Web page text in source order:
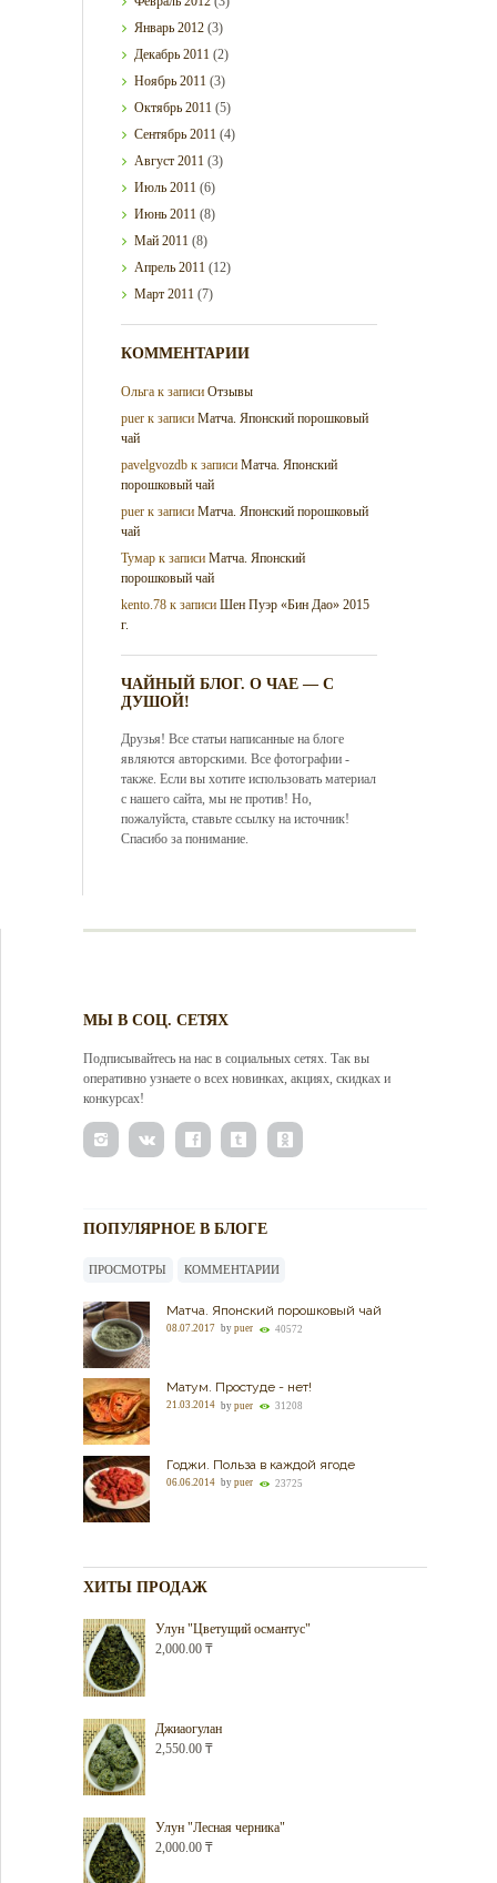
Январь2012 (3)
Декабрь2011 (2)
Ноябрь2011 (3)
Октябрь2011 (5)
Сентябрь2011 (4)
Август2011 (3)
Июль2011 (6)
Июнь2011 (8)
Май2011 (8)
Апрель2011 (12)
Март2011 (7)
КОММЕНТАРИИ
Ольга к записиОтзывы
puer к записиМатча. Японский порошковый
чай
pavelgvozdb к записиМатча. Японский
порошковый чай
puer к записиМатча. Японский порошковый
чай
Тумар к записиМатча. Японский
порошковый чай
kento.78 к записиШен Пуэр «Бин Дао» 2015
г.
ЧАЙНЫЙ БЛОГ. О ЧАЕ — С
ДУШОЙ!
Друзья! Все статьи написанные на блоге
являются авторскими. Все фотографии -
также. Если вы хотите использовать материал
с нашего сайта, мы не против! Но,
пожалуйста, ставьте ссылку на источник!
Спасибо за понимание.
МЫ В СОЦ. СЕТЯХ
Подписывайтесь на нас в социальных сетях. Так вы
оперативно узнаете о всех новинках, акциях, скидках и
конкурсах!
ПОПУЛЯРНОЕ В БЛОГЕ
ПРОСМОТРЫ КОММЕНТАРИИ
Матча. Японский порошковый чай
08.07.2017 by puer 40572
Матум. Простуде - нет!
21.03.2014 by puer 31208
Годжи. Польза в каждой ягоде
06.06.2014 by puer 23725
ХИТЫ ПРОДАЖ
Улун "Цветущий османтус"
2,000.00 ₸
Джиаогулан
2,550.00 ₸
Улун "Лесная черника"
2,000.00 ₸